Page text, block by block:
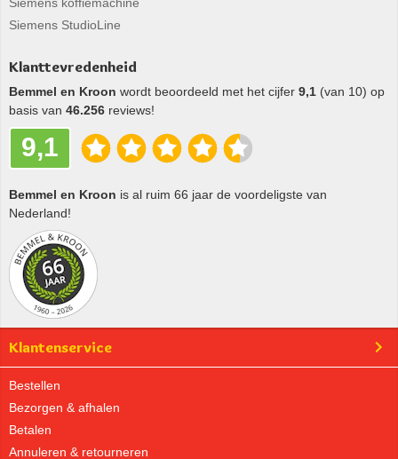
Siemens StudioLine
Klanttevredenheid
Bemmel en Kroon wordt beoordeeld met het cijfer 9,1 (van 10) op
basis van 46.256 reviews!
9,1
Bemmel en Kroon is al ruim 66 jaar de voordeligste van
Nederland!
Klantenservice
Bestellen
Bezorgen & afhalen
Betalen
Annuleren & retourneren